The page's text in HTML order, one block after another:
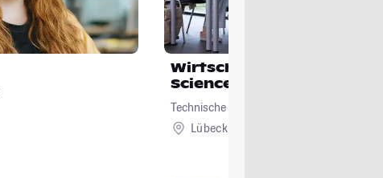
Wirtschaftsinformatik/
Science
Technische Hochschule Lübeck
Lübeck